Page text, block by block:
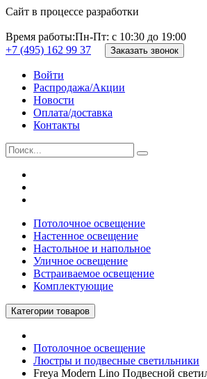
Сайт в процессе разработки
Время работы:Пн-Пт: с 10:30 до 19:00
+7 (495) 162 99 37
Заказать звонок
Войти
Распродажа/Акции
Новости
Оплата/доставка
Контакты
Потолочное освещение
Настенное освещение
Настольное и напольное
Уличное освещение
Встраиваемое освещение
Комплектующие
Категории товаров
Потолочное освещение
Люстры и подвесные светильники
Freya Modern Lino Подвесной